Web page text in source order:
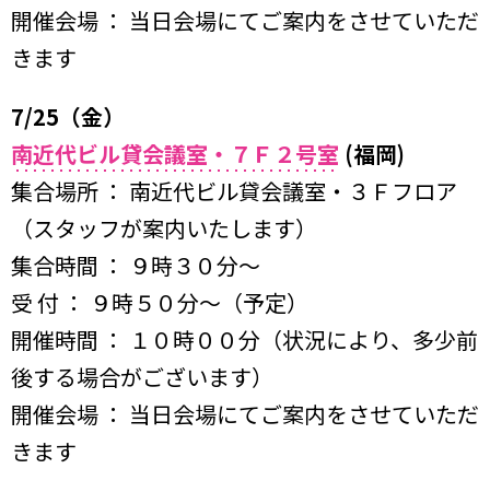
開催会場 ： 当日会場にてご案内をさせていただ
きます
7/25（金）
南近代ビル貸会議室・７Ｆ２号室 (福岡)
集合場所 ： 南近代ビル貸会議室・３Ｆフロア
（スタッフが案内いたします）
集合時間 ： ９時３０分〜
受 付 ： ９時５０分〜（予定）
開催時間 ： １０時００分（状況により、多少前
後する場合がございます）
開催会場 ： 当日会場にてご案内をさせていただ
きます